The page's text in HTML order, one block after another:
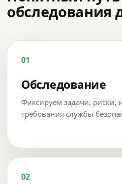
обследования
01
Обследование
Фиксируем задачи, риски,
требования службы
02